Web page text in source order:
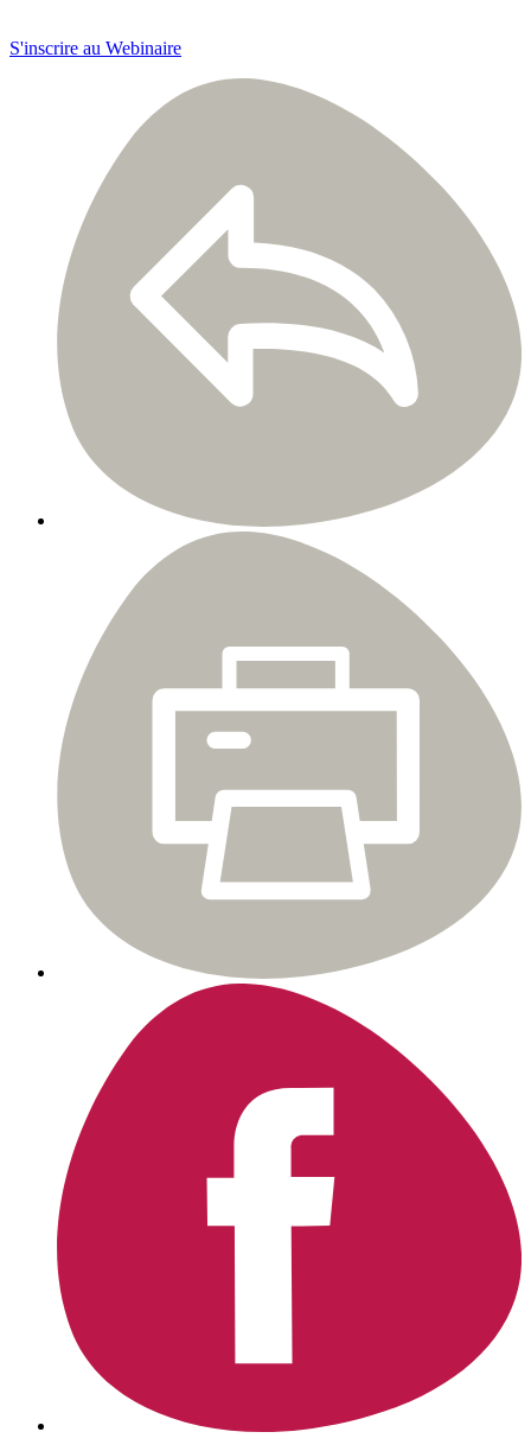
S'inscrire au Webinaire